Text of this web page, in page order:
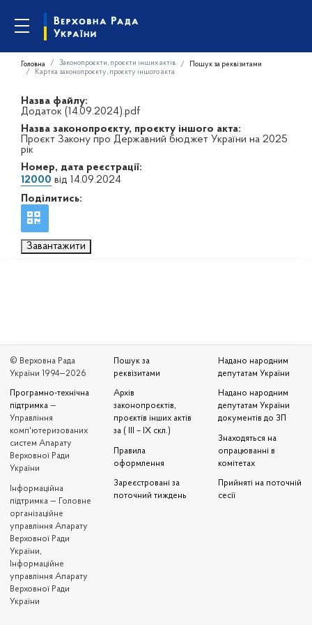
Головна Законопроєкти, проєкти інших актів
Пошук за реквізитами
Картка законопроєкту, проєкту іншого акта
Назва файлу:
Додаток (14.09.2024).pdf
Назва законопроєкту, проєкту іншого акта:
Проєкт Закону про Державний бюджет України на 2025
рік
Номер, дата реєстрації:
12000 від 14.09.2024
Поділитись:
Завантажити
© Верховна Рада
України 1994—2026
Програмно-технічна
підтримка —
Управління
комп'ютеризованих
систем Апарату
Верховної Ради
України
Iнформаційна
підтримка — Головне
організаційне
управління Апарату
Верховної Ради
України,
Інформаційне
управління Апарату
Верховної Ради
України
Пошук за
реквізитами
Архів
законопроєктів,
проєктів інших актів
за ( III – IX скл.)
Правила
оформлення
Зареєстровані за
поточний тиждень
Надано народним
депутатам України
Надано народним
депутатам України
документів до ЗП
Знаходяться на
опрацюванні в
комітетах
Прийняті на поточній
сесії